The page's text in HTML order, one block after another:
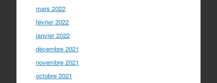
mars 2022
février 2022
janvier 2022
décembre 2021
novembre 2021
octobre 2021